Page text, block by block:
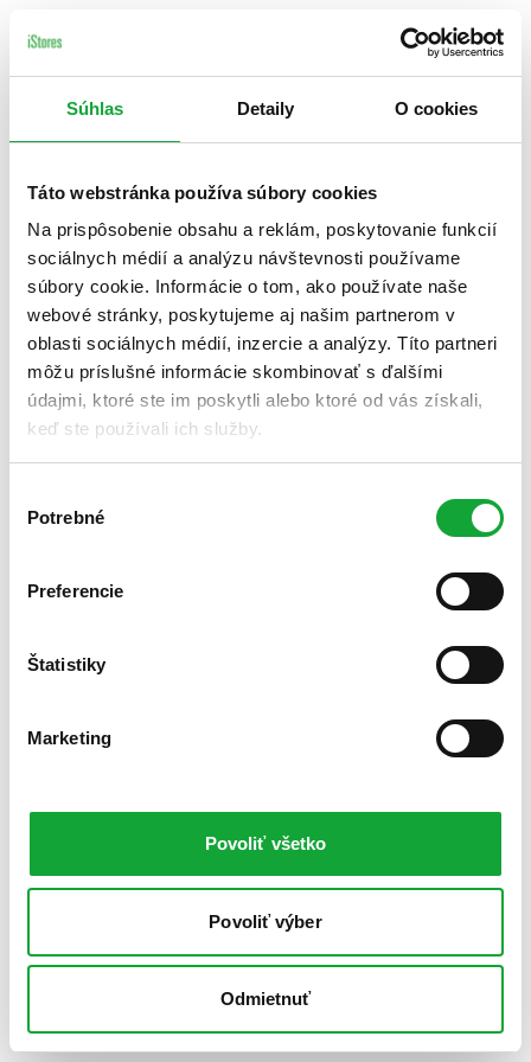
Súhlas Detaily O cookies
Táto webstránka používa súbory cookies
Na prispôsobenie obsahu a reklám, poskytovanie funkcií
sociálnych médií a analýzu návštevnosti používame
súbory cookie. Informácie o tom, ako používate naše
webové stránky, poskytujeme aj našim partnerom v
oblasti sociálnych médií, inzercie a analýzy. Títo partneri
môžu príslušné informácie skombinovať s ďalšími
údajmi, ktoré ste im poskytli alebo ktoré od vás získali,
keď ste používali ich služby.
súhlasu
Potrebné
Preferencie
Štatistiky
Marketing
Povoliť všetko
Povoliť výber
Odmietnuť